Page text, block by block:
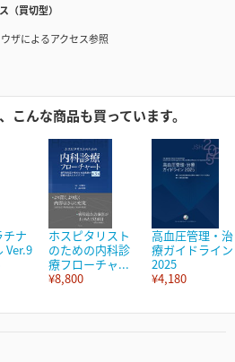
（買切型）
ザによるアクセス参照
こんな商品も買っています。
ナ
Ver.9
ホスピタリスト
のための内科診
療フローチャ...
¥8,800
高血圧管理・治
療ガイドライン
2025
¥4,180